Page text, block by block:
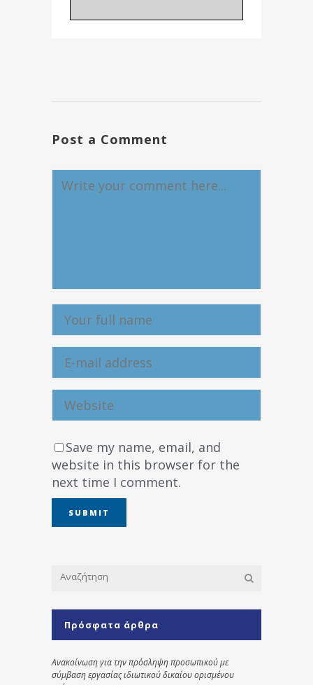
Post a Comment
Save my name, email, and
website in this browser for the
next time I comment.
Πρόσφατα άρθρα
Ανακοίνωση για την πρόσληψη προσωπικού με
σύμβαση εργασίας ιδιωτικού δικαίου ορισμένου